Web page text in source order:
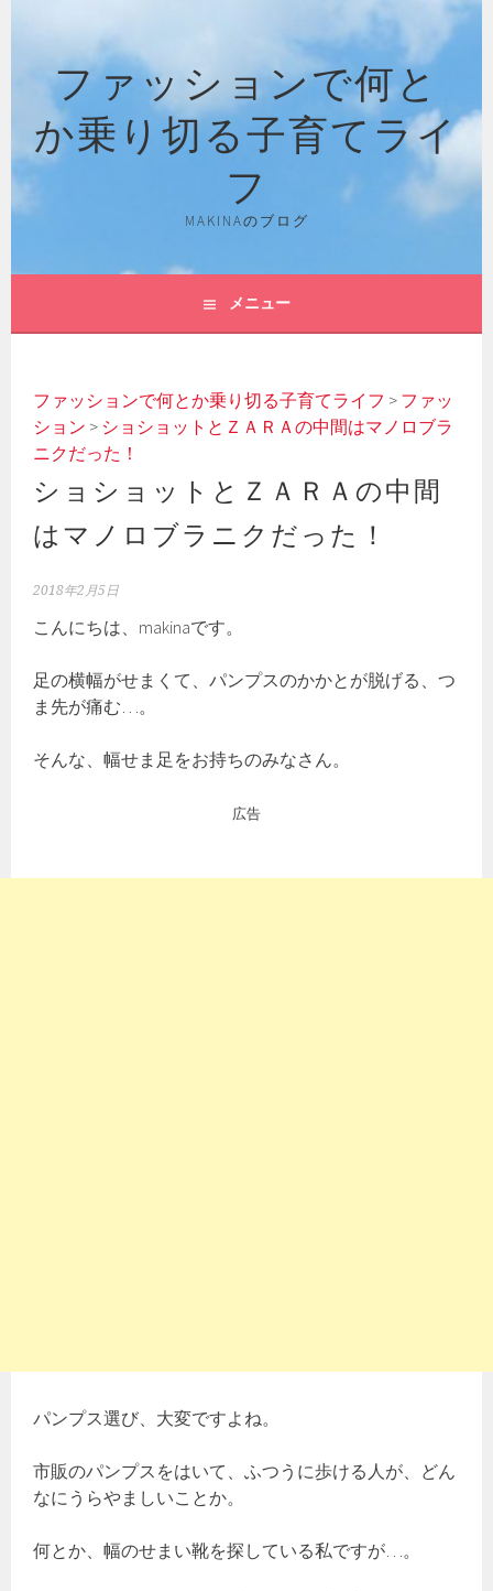
ファッションで何と
か乗り切る子育てライ
フ
MAKINAのブログ
メニュー
ファッションで何とか乗り切る子育てライフ > ファッ
ション > ショショットとＺＡＲＡの中間はマノロブラ
ニクだった！
ショショットとＺＡＲＡの中間
はマノロブラニクだった！
2018年2月5日
こんにちは、makinaです。
足の横幅がせまくて、パンプスのかかとが脱げる、つ
ま先が痛む…。
そんな、幅せま足をお持ちのみなさん。
広告
パンプス選び、大変ですよね。
市販のパンプスをはいて、ふつうに歩ける人が、どん
なにうらやましいことか。
何とか、幅のせまい靴を探している私ですが…。